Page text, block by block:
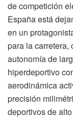
de competición
España está
en un
para la carretera,
autonomía de
hiperdeportivo
aerodinámica
precisión
deportivos de